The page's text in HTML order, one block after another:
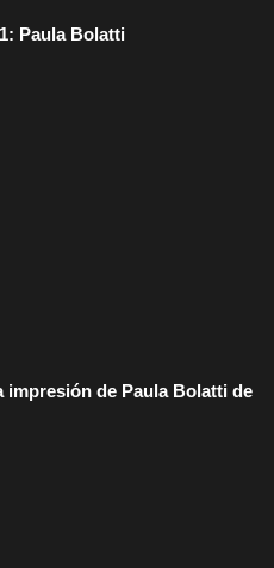
Paula Bolatti
de Paula Bolatti de